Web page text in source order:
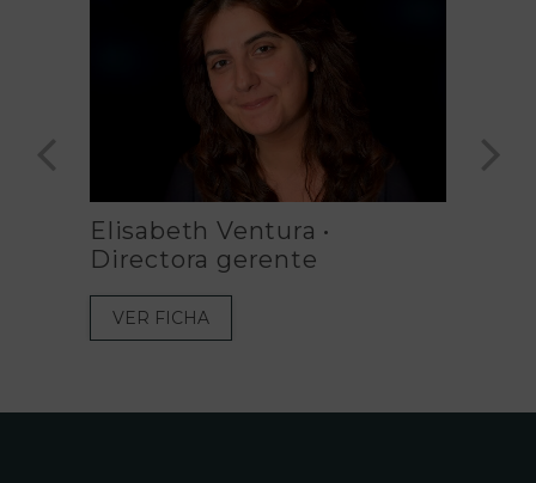
Elisabeth Ventura •
Directora gerente
VER FICHA